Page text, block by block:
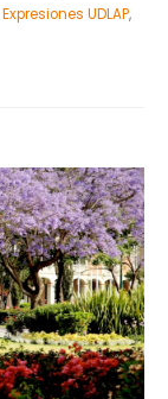
Expresiones UDLAP,